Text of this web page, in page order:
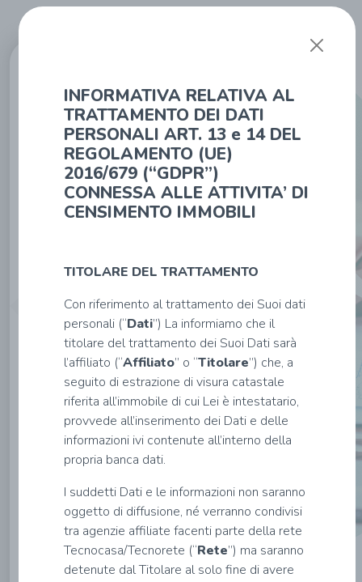
DIAMANTE S.R.L.
VIA CARLO
ALBERTO DALLA
CHIESA, 2 -
87023 Diamante
(it_cs)
Tel: 0985 1787505
-
cshs5@tecnocasa.it
Inserisci
i
tuoi
dati
Nome*
Cognome*
Email*
INFORMATIVA RELATIVA AL
TRATTAMENTO DEI DATI
PERSONALI ART. 13 e 14 DEL
REGOLAMENTO (UE)
2016/679 (“GDPR”)
CONNESSA ALLE ATTIVITA’ DI
CENSIMENTO IMMOBILI
TITOLARE DEL TRATTAMENTO
Con riferimento al trattamento dei Suoi dati
personali (“Dati”) La informiamo che il
titolare del trattamento dei Suoi Dati sarà
l’affiliato (“Affiliato” o “Titolare”) che, a
seguito di estrazione di visura catastale
riferita all’immobile di cui Lei è intestatario,
provvede all’inserimento dei Dati e delle
informazioni ivi contenute all’interno della
propria banca dati.
I suddetti Dati e le informazioni non saranno
oggetto di diffusione, né verranno condivisi
tra agenzie affiliate facenti parte della rete
Tecnocasa/Tecnorete (“Rete”) ma saranno
detenute dal Titolare al solo fine di avere